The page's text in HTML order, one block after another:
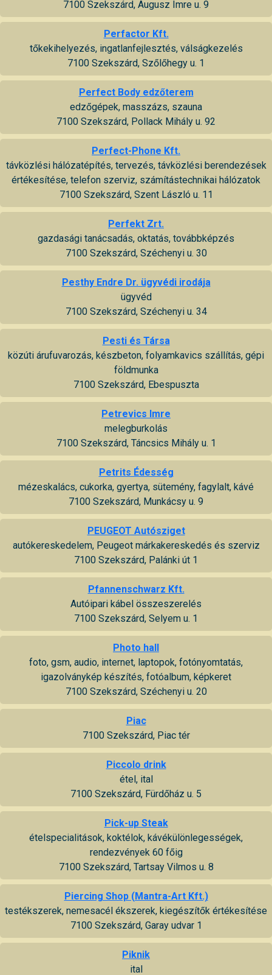
7100 Szekszárd, Augusz Imre u. 9
Perfactor Kft.
tőkekihelyezés, ingatlanfejlesztés, válságkezelés
7100 Szekszárd, Szőlőhegy u. 1
Perfect Body edzőterem
edzőgépek, masszázs, szauna
7100 Szekszárd, Pollack Mihály u. 92
Perfect-Phone Kft.
távközlési hálózatépítés, tervezés, távközlési berendezések
értékesítése, telefon szerviz, számítástechnikai hálózatok
7100 Szekszárd, Szent László u. 11
Perfekt Zrt.
gazdasági tanácsadás, oktatás, továbbképzés
7100 Szekszárd, Széchenyi u. 30
Pesthy Endre Dr. ügyvédi irodája
ügyvéd
7100 Szekszárd, Széchenyi u. 34
Pesti és Társa
közúti árufuvarozás, készbeton, folyamkavics szállítás, gépi
földmunka
7100 Szekszárd, Ebespuszta
Petrevics Imre
melegburkolás
7100 Szekszárd, Táncsics Mihály u. 1
Petrits Édesség
mézeskalács, cukorka, gyertya, sütemény, fagylalt, kávé
7100 Szekszárd, Munkácsy u. 9
PEUGEOT Autósziget
autókereskedelem, Peugeot márkakereskedés és szerviz
7100 Szekszárd, Palánki út 1
Pfannenschwarz Kft.
Autóipari kábel összeszerelés
7100 Szekszárd, Selyem u. 1
Photo hall
foto, gsm, audio, internet, laptopok, fotónyomtatás,
igazolványkép készítés, fotóalbum, képkeret
7100 Szekszárd, Széchenyi u. 20
Piac
7100 Szekszárd, Piac tér
Piccolo drink
étel, ital
7100 Szekszárd, Fürdőház u. 5
Pick-up Steak
ételspecialitások, koktélok, kávékülönlegességek,
rendezvények 60 főig
7100 Szekszárd, Tartsay Vilmos u. 8
Piercing Shop (Mantra-Art Kft.)
testékszerek, nemesacél ékszerek, kiegészítők értékesítése
7100 Szekszárd, Garay udvar 1
Piknik
ital